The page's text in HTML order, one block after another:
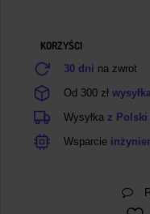
KORZYŚCI
30 dni na zwrot
Od 300 zł
Wysyłka z Polski
Wsparcie